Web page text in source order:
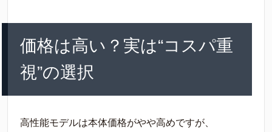
価格は高い？実は“コスパ重
視”の選択
高性能モデルは本体価格がやや高めですが、